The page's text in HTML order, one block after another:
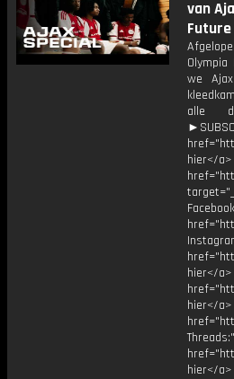
van
Future
we
alle
hier</
hier</a>